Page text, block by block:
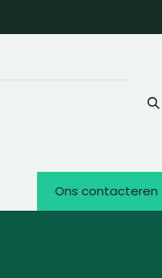
Ons contacteren